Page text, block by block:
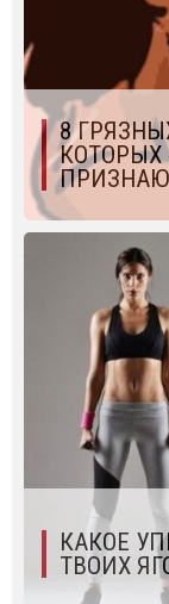
8
КОТОРЫХ
КАКОЕ
ТВОИХ